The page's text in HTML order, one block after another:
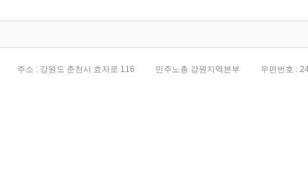
주소 : 강원도 춘천시 효자로 116 민주노총 강원지역본부 우편번호 :